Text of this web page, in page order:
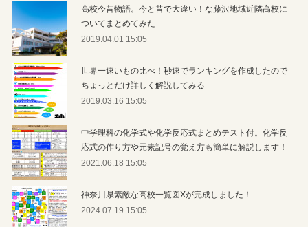
高校今昔物語。今と昔で大違い！な藤沢地域近隣高校に
ついてまとめてみた
2019.04.01 15:05
世界一速いもの比べ！秒速でランキングを作成したので
ちょっとだけ詳しく解説してみる
2019.03.16 15:05
中学理科の化学式や化学反応式まとめテスト付。化学反
応式の作り方や元素記号の覚え方も簡単に解説します！
2021.06.18 15:05
神奈川県素敵な高校一覧図Xが完成しました！
2024.07.19 15:05